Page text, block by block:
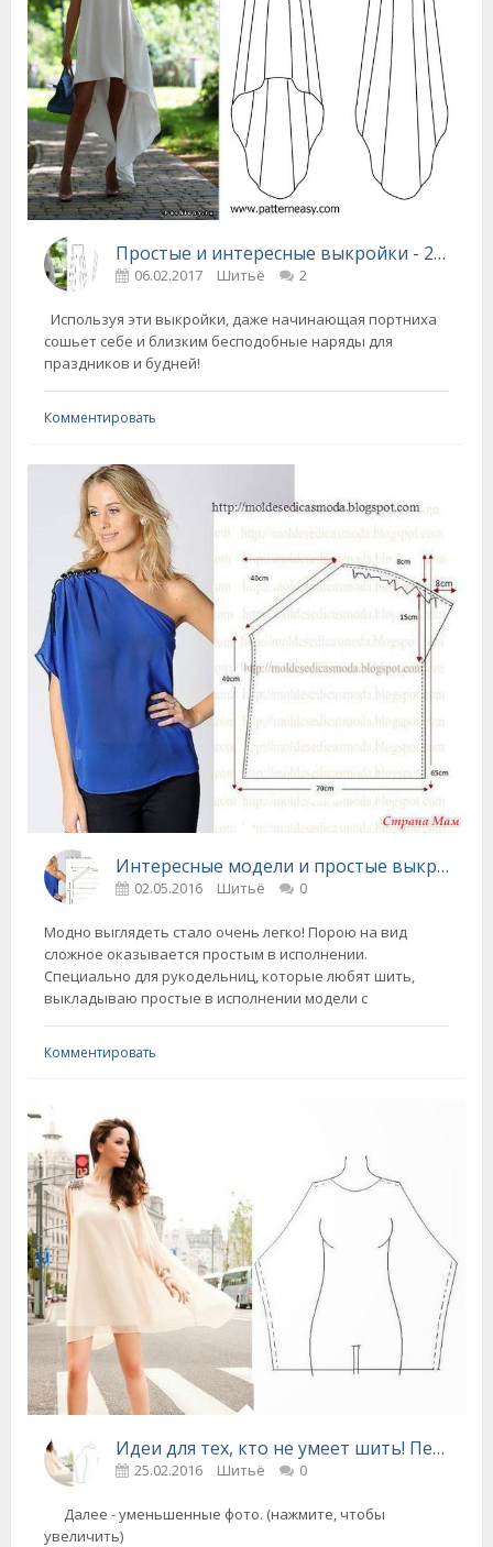
Простые и интересные выкройки - 22 модели
06.02.2017 Шитьё 2
Используя эти выкройки, даже начинающая портниха
сошьет себе и близким бесподобные наряды для
праздников и будней!
Комментировать
Интересные модели и простые выкройки - 2
02.05.2016 Шитьё 0
Модно выглядеть стало очень легко! Порою на вид
сложное оказывается простым в исполнении.
Специально для рукодельниц, которые любят шить,
выкладываю простые в исполнении модели с
Комментировать
Идеи для тех, кто не умеет шить! Переделка вещей и простые выкройки.
25.02.2016 Шитьё 0
Далее - уменьшенные фото. (нажмите, чтобы
увеличить)